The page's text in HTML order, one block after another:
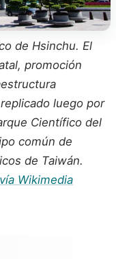
de Hsinchu. El
promoción
luego por
Científico del
común de
de Taiwán.
Wikimedia